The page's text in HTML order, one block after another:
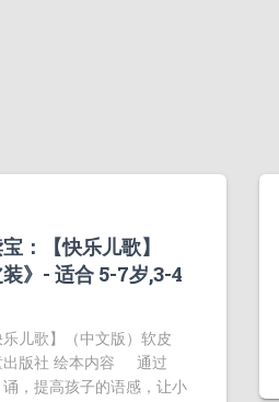
：【快乐儿歌】
装》- 适合 5-7岁,3-4
儿歌】（中文版）软皮
出版社 绘本内容 通过
，提高孩子的语感，让小